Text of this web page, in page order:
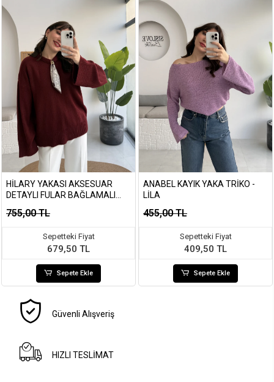
HILARY YAKASI AKSESUAR
DETAYLI FULAR BAĞLAMALI
755,00 TL
Sepetteki Fiyat
679,50 TL
Sepete Ekle
ANABEL KAYIK YAKA TRIKO -
LILA
455,00 TL
Sepetteki Fiyat
409,50 TL
Sepete Ekle
Güvenli Alışveriş
HIZLI TESLİMAT